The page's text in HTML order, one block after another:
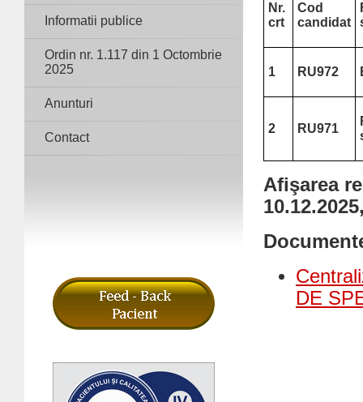
Informatii publice
Ordin nr. 1.117 din 1 Octombrie
2025
Anunturi
Contact
Nr.
crt
Cod
candidat
1 RU972
2 RU971
Afişarea
DE